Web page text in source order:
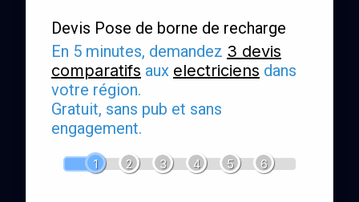
Devis Pose de borne de recharge
En 5 minutes, demandez 3 devis
comparatifs aux electriciens dans
votre région.
Gratuit, sans pub et sans
engagement.
1 2 3 4 5 6